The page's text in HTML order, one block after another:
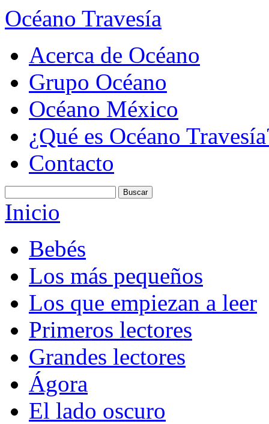
Océano Travesía
Acerca de Océano
Grupo Océano
Océano México
¿Qué es Océano
Contacto
Inicio
Bebés
Los más pequeños
Los que empiezan a leer
Primeros lectores
Grandes lectores
Ágora
El lado oscuro